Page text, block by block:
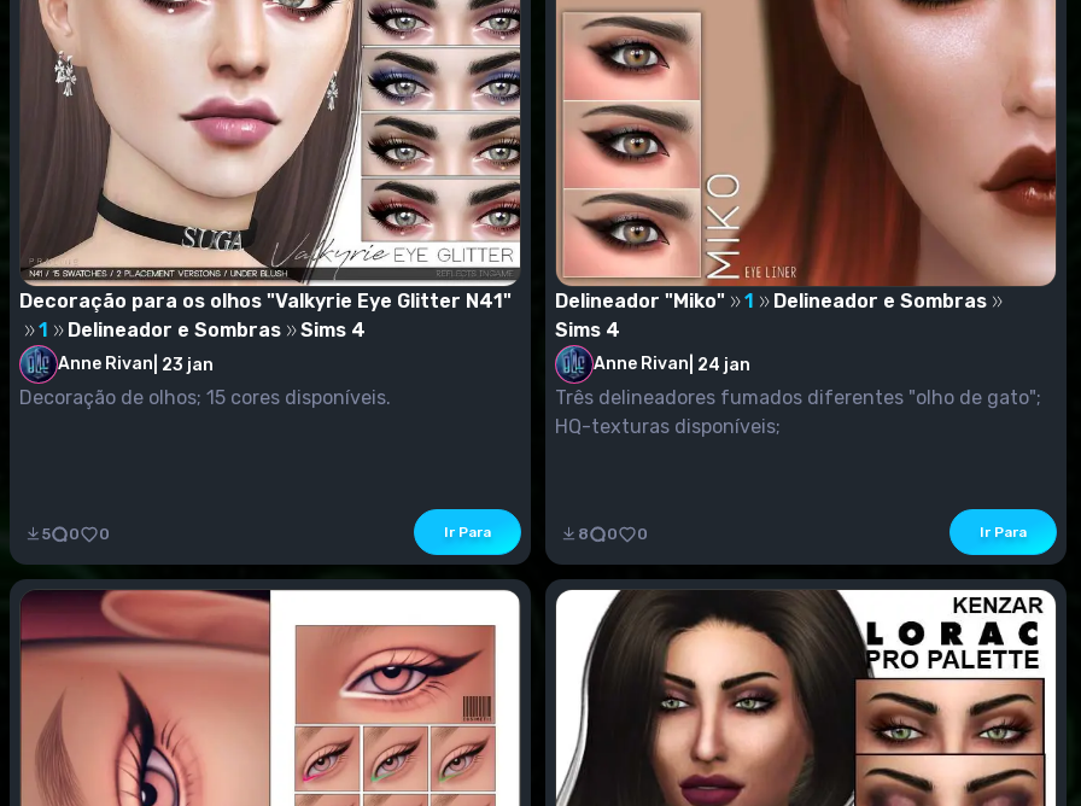
Decoração para os olhos "Valkyrie Eye Glitter N41"
1
Delineador e Sombras Sims 4
Anne Rivan 23 jan
Decoração de olhos; 15 cores disponíveis.
5 0 0 Ir Para
Delineador "Miko" 1
Delineador e Sombras
Sims 4
Anne Rivan 24 jan
Três delineadores fumados diferentes "olho de gato";
HQ-texturas disponíveis;
8 0 0 Ir Para